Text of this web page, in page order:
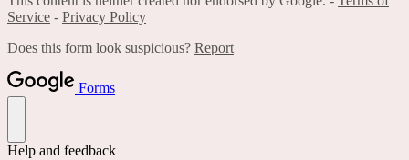
Service - Privacy Policy
Does this form look suspicious? Report
Forms
Help and feedback